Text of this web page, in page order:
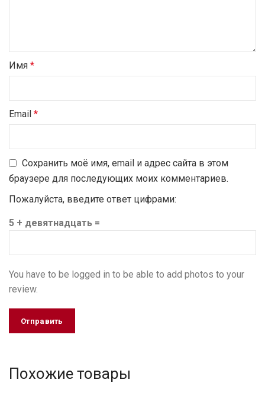
Имя *
Email *
Сохранить моё имя, email и адрес сайта в этом
браузере для последующих моих комментариев.
Пожалуйста, введите ответ цифрами:
5 + девятнадцать =
You have to be logged in to be able to add photos to your
review.
Похожие товары